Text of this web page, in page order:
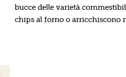
bucce delle varietà
chips al forno o arricchiscono